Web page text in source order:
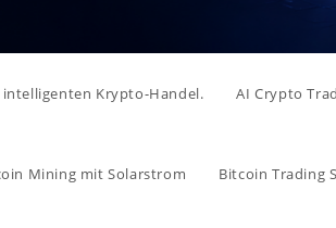
Krypto-Handel. AI Crypto
Mining mit Solarstrom Bitcoin Trading